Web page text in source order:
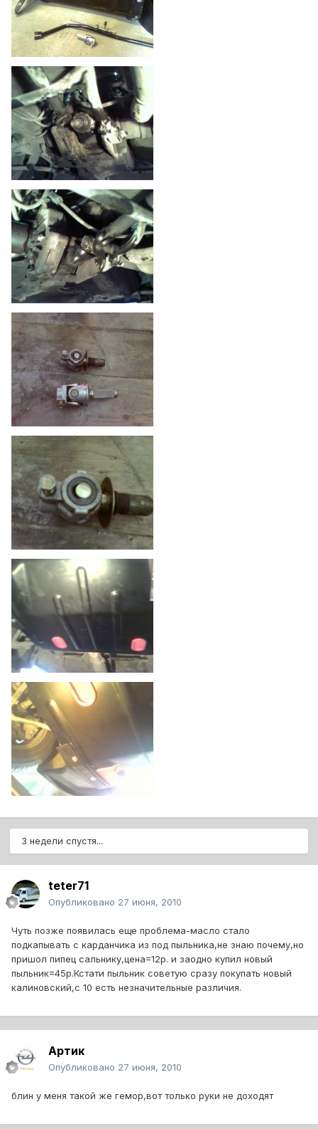
3 недели спустя...
teter71
Опубликовано 27 июня, 2010
Чуть позже появилась еще проблема-масло стало
подкапывать с карданчика из под пыльника,не знаю почему,но
пришол пипец сальнику,цена=12р. и заодно купил новый
пыльник=45р.Кстати пыльник советую сразу покупать новый
калиновский,с 10 есть незначительные различия.
Артик
Опубликовано 27 июня, 2010
блин у меня такой же гемор,вот только руки не доходят